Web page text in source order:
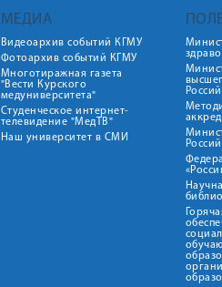
МЕДИА
Видеоархив событий КГМУ
Фотоархив событий КГМУ
Многотиражная газета
"Вести Курского
медуниверситета"
Студенческое интернет-
телевидение "МедТВ"
Наш университет в СМИ